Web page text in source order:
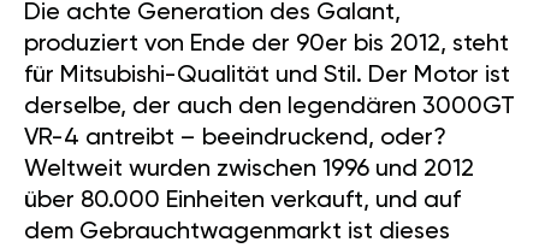
Die achte Generation des Galant,
produziert von Ende der 90er bis 2012, steht
für Mitsubishi-Qualität und Stil. Der Motor ist
derselbe, der auch den legendären 3000GT
VR-4 antreibt – beeindruckend, oder?
Weltweit wurden zwischen 1996 und 2012
über 80.000 Einheiten verkauft, und auf
dem Gebrauchtwagenmarkt ist dieses